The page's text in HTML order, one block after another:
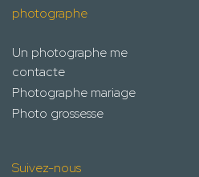
photographe
Un photographe me
contacte
Photographe mariage
Photo grossesse
Suivez-nous